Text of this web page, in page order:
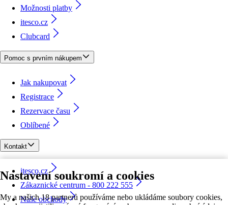
Nastavení soukromí a cookies
My a našich 18 partnerů používáme nebo ukládáme soubory cookies,
Možnosti platby
itesco.cz
Clubcard
Pomoc s prvním nákupem
Jak nakupovat
Registrace
Rezervace času
Oblíbené
Kontakt
itesco.cz
Zákaznické centrum - 800 222 555
Naše obchody